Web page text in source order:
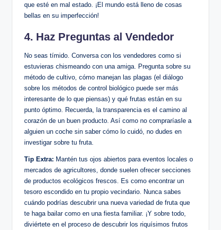
que esté en mal estado. ¡El mundo está lleno de cosas
bellas en su imperfección!
4. Haz Preguntas al Vendedor
No seas tímido. Conversa con los vendedores como si
estuvieras chismeando con una amiga. Pregunta sobre su
método de cultivo, cómo manejan las plagas (el diálogo
sobre los métodos de control biológico puede ser más
interesante de lo que piensas) y qué frutas están en su
punto óptimo. Recuerda, la transparencia es el camino al
corazón de un buen producto. Así como no compraríasle a
alguien un coche sin saber cómo lo cuidó, no dudes en
investigar sobre tu fruta.
Tip Extra: Mantén tus ojos abiertos para eventos locales o
mercados de agricultores, donde suelen ofrecer secciones
de productos ecológicos frescos. Es como encontrar un
tesoro escondido en tu propio vecindario. Nunca sabes
cuándo podrías descubrir una nueva variedad de fruta que
te haga bailar como en una fiesta familiar. ¡Y sobre todo,
diviértete en el proceso de descubrir los riquísimos frutos